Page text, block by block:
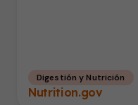
Digestión y Nutrición
Nutrition.gov